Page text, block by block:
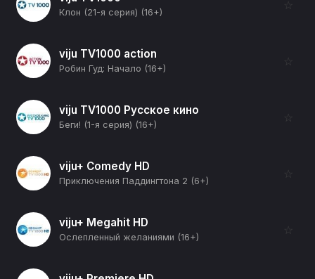
Клон (21-я серия) (16+)
☆
viju TV1000 action
Робин Гуд: Начало (16+)
☆
viju TV1000 Русское кино
Беги! (1-я серия) (16+)
☆
viju+ Comedy HD
Приключения Паддингтона 2 (6+)
☆
viju+ Megahit HD
Ослепленный желаниями (16+)
☆